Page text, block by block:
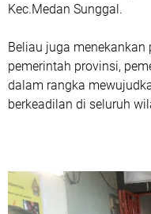
Kec.Medan Sunggal.
‎Beliau juga
pemerintah provinsi,
dalam rangka
berkeadilan di seluruh